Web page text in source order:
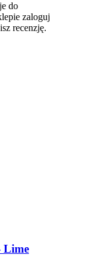
do
zaloguj
recenzję.
Lime